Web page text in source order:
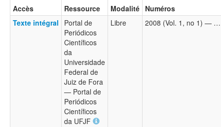
Accès Ressource Modalité Numéros
Texte intégral
Portal de
Periódicos
Científicos
da
Universidade
Federal de
Juiz de Fora
— Portal de
Periódicos
Científicos
da UFJF
Libre 2008 (Vol. 1, no 1) — …